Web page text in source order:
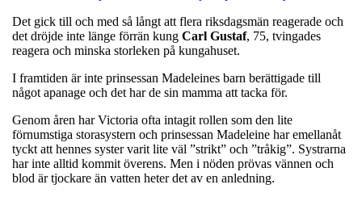
Det gick till och med så långt att flera riksdagsmän reagerade och
det dröjde inte länge förrän kung Carl Gustaf, 75, tvingades
reagera och minska storleken på kungahuset.
I framtiden är inte prinsessan Madeleines barn berättigade till
något apanage och det har de sin mamma att tacka för.
Genom åren har Victoria ofta intagit rollen som den lite
förnumstiga storasystern och prinsessan Madeleine har emellanåt
tyckt att hennes syster varit lite väl ”strikt” och ”tråkig”. Systrarna
har inte alltid kommit överens. Men i nöden prövas vännen och
blod är tjockare än vatten heter det av en anledning.